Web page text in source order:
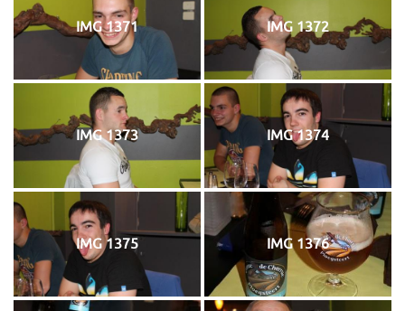
IMG 1371 IMG 1372
IMG 1373 IMG 1374
IMG 1375 IMG 1376